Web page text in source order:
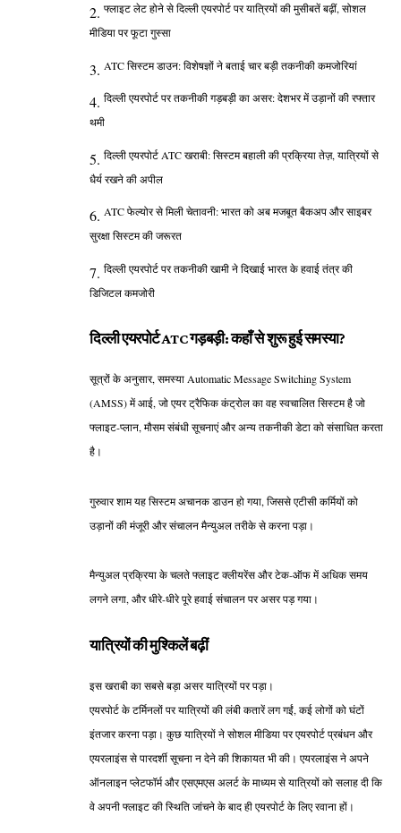
फ्लाइट लेट होने से दिल्ली एयरपोर्ट पर यात्रियों की मुसीबतें बढ़ीं, सोशल
मीडिया पर फूटा गुस्सा
ATC सिस्टम डाउन: विशेषज्ञों ने बताई चार बड़ी तकनीकी कमजोरियां
दिल्ली एयरपोर्ट पर तकनीकी गड़बड़ी का असर: देशभर में उड़ानों की रफ्तार
थमी
दिल्ली एयरपोर्ट ATC खराबी: सिस्टम बहाली की प्रक्रिया तेज़, यात्रियों से
धैर्य रखने की अपील
ATC फेल्योर से मिली चेतावनी: भारत को अब मजबूत बैकअप और साइबर
सुरक्षा सिस्टम की जरूरत
दिल्ली एयरपोर्ट पर तकनीकी खामी ने दिखाई भारत के हवाई तंत्र की
डिजिटल कमजोरी
दिल्ली एयरपोर्ट ATC गड़बड़ी: कहाँ से शुरू हुई समस्या?
सूत्रों के अनुसार, समस्या Automatic Message Switching System
(AMSS) में आई, जो एयर ट्रैफिक कंट्रोल का वह स्वचालित सिस्टम है जो
फ्लाइट-प्लान, मौसम संबंधी सूचनाएं और अन्य तकनीकी डेटा को संसाधित करता
है।
गुरुवार शाम यह सिस्टम अचानक डाउन हो गया, जिससे एटीसी कर्मियों को
उड़ानों की मंजूरी और संचालन मैन्युअल तरीके से करना पड़ा।
मैन्युअल प्रक्रिया के चलते फ्लाइट क्लीयरेंस और टेक-ऑफ में अधिक समय
लगने लगा, और धीरे-धीरे पूरे हवाई संचालन पर असर पड़ गया।
यात्रियों की मुश्किलें बढ़ीं
इस खराबी का सबसे बड़ा असर यात्रियों पर पड़ा।
एयरपोर्ट के टर्मिनलों पर यात्रियों की लंबी कतारें लग गईं, कई लोगों को घंटों
इंतजार करना पड़ा। कुछ यात्रियों ने सोशल मीडिया पर एयरपोर्ट प्रबंधन और
एयरलाइंस से पारदर्शी सूचना न देने की शिकायत भी की। एयरलाइंस ने अपने
ऑनलाइन प्लेटफॉर्म और एसएमएस अलर्ट के माध्यम से यात्रियों को सलाह दी कि
वे अपनी फ्लाइट की स्थिति जांचने के बाद ही एयरपोर्ट के लिए रवाना हों।